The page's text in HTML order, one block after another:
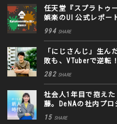
任天堂『スプラトゥ
娯楽のUI 公式レポー
994 SHARE
「にじさんじ」生ん
敗も、VTuberで逆転
282 SHARE
社会人1年目で抱え
藤。DeNAの社内プ
生きる道
15 SHARE